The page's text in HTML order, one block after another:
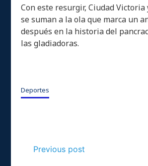
Con este resurgir, Ciudad
se suman a la ola que marca un
después en la historia del
las gladiadoras.
Deportes
Previous post